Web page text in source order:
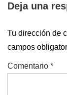
entradas
anterior
Deja una
Tu dirección de
campos
Comentario *